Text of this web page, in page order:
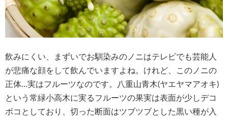
飲みにくい、まずいでお馴染みのノニはテレビでも芸能人
が悲痛な顔をして飲んでいますよね。けれど、このノニの
正体…実はフルーツなのです。八重山青木(ヤエヤマアオキ)
という常緑小高木に実るフルーツの果実は表面が少しデコ
ボコとしており、切った断面はツブツブとした黒い種が入